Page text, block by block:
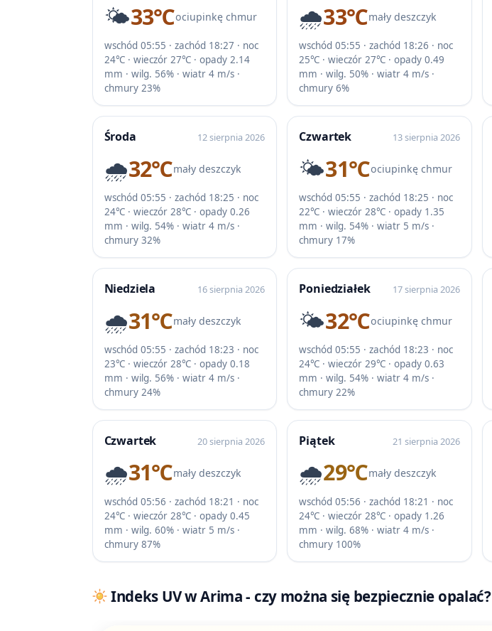
🌤️33℃ociupinkę chmur
wschód 05:55 · zachód 18:27 · noc
24℃ · wieczór 27℃ · opady 2.14
mm · wilg. 56% · wiatr 4 m/s ·
chmury 23%
🌧️33℃mały deszczyk
wschód 05:55 · zachód 18:26 · noc
25℃ · wieczór 27℃ · opady 0.49
mm · wilg. 50% · wiatr 4 m/s ·
chmury 6%
Środa 12 sierpnia 2026
🌧️32℃mały deszczyk
wschód 05:55 · zachód 18:25 · noc
24℃ · wieczór 28℃ · opady 0.26
mm · wilg. 54% · wiatr 4 m/s ·
chmury 32%
Czwartek 13 sierpnia 2026
🌤️31℃ociupinkę chmur
wschód 05:55 · zachód 18:25 · noc
22℃ · wieczór 28℃ · opady 1.35
mm · wilg. 54% · wiatr 5 m/s ·
chmury 17%
Niedziela 16 sierpnia 2026
🌧️31℃mały deszczyk
wschód 05:55 · zachód 18:23 · noc
23℃ · wieczór 28℃ · opady 0.18
mm · wilg. 56% · wiatr 4 m/s ·
chmury 24%
Poniedziałek 17 sierpnia 2026
🌤️32℃ociupinkę chmur
wschód 05:55 · zachód 18:23 · noc
24℃ · wieczór 29℃ · opady 0.63
mm · wilg. 54% · wiatr 4 m/s ·
chmury 22%
Czwartek 20 sierpnia 2026
🌧️31℃mały deszczyk
wschód 05:56 · zachód 18:21 · noc
24℃ · wieczór 28℃ · opady 0.45
mm · wilg. 60% · wiatr 5 m/s ·
chmury 87%
Piątek 21 sierpnia 2026
🌧️29℃mały deszczyk
wschód 05:56 · zachód 18:21 · noc
24℃ · wieczór 28℃ · opady 1.26
mm · wilg. 68% · wiatr 4 m/s ·
chmury 100%
Indeks UV w Arima - czy można się bezpiecznie opalać?